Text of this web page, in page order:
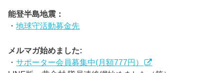
能登半島地震：
・地球守活動募金先
メルマガ始めました:
・サポーター会員募集中(月額777円）